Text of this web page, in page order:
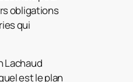
obligations
qui
Lachaud
est le plan